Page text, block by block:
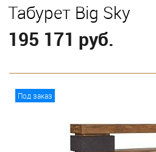
Табурет Big Sky
195 171 руб.
Под заказ